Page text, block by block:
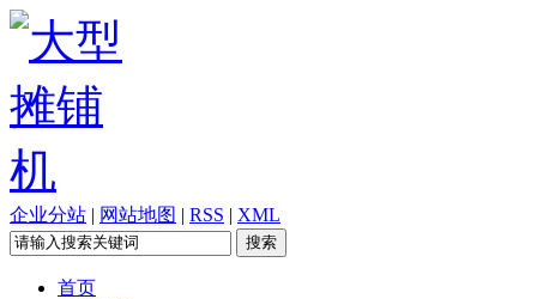
企业分站 | 网站地图 | RSS | XML
首页